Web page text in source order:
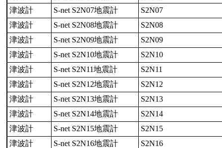
津波計
S-net S2N07地震計
S2N07
津波計
S-net S2N08地震計
S2N08
津波計
S-net S2N09地震計
S2N09
津波計
S-net S2N10地震計
S2N10
津波計
S-net S2N11地震計
S2N11
津波計
S-net S2N12地震計
S2N12
津波計
S-net S2N13地震計
S2N13
津波計
S-net S2N14地震計
S2N14
津波計
S-net S2N15地震計
S2N15
津波計
S-net S2N16地震計
S2N16